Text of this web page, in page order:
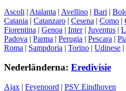
Ascoli | Atalanta | Avellino | Bari |
Catania | Catanzaro | Cesena | Como |
Fiorentina | Genoa | Inter| Juventus |
Padova | Parma | Perugia | Pescara |
Roma | Sampdoria | Torino | Udinese |
Nederländerna: Eredivisie
Ajax | Feyenoord | PSV Eindhoven